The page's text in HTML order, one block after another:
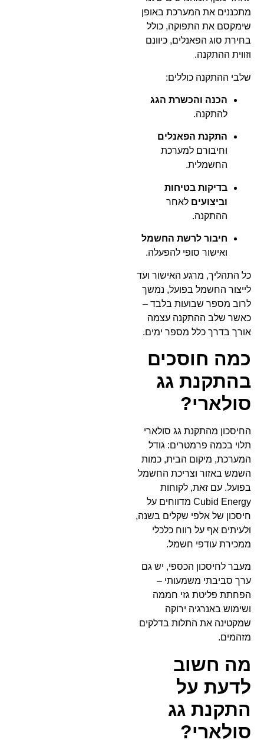
מתכננים את המערכת באופן
שימקסם את התפוקה, כולל
בחירת סוג הפאנלים, כיוונם
וזווית ההתקנה.
שלבי ההתקנה כוללים:
הכנה והכשרת הגג
להתקנה.
התקנת הפאנלים
וחיבורם למערכת
החשמלית.
בדיקות בטיחות
וביצועים לאחר
ההתקנה.
חיבור לרשת החשמל
ואישור סופי להפעלה.
כל התהליך, מרגע האישור ועד
לייצור החשמל בפועל, נמשך
לרוב מספר שבועות בלבד –
כאשר שלב ההתקנה עצמה
אורך בדרך כלל מספר ימים.
כמה חוסכים
בהתקנת גג
סולארי?
החיסכון מהתקנת גג סולארי
תלוי בכמה פרמטרים: גודל
המערכת, מיקום הבית, כמות
השמש באזור וצריכת החשמל
בפועל. עם זאת, לקוחות
Cubid Energy מדווחים על
חיסכון של אלפי שקלים בשנה,
ולעיתים אף על רווח כלכלי
ממכירת עודפי חשמל.
מעבר לחיסכון הכספי, יש גם
ערך סביבתי משמעותי –
הפחתת פליטת גזי חממה
ושימוש באנרגיה ירוקה
שמקטינה את התלות בדלקים
מזהמים.
מה חשוב
לדעת על
התקנת גג
סולארי?